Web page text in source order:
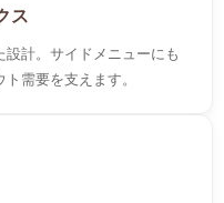
ス
計。サイドメニューにも
需要を支えます。